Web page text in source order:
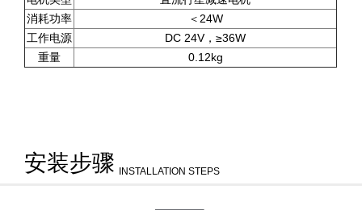
消耗功率
＜24W
工作电源
DC 24V，≥36W
重量
0.12kg
安装步骤 INSTALLATION STEPS